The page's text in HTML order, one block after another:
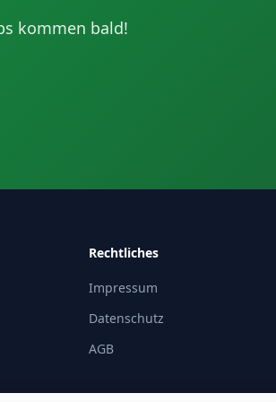
kommen bald!
Rechtliches
Impressum
Datenschutz
AGB